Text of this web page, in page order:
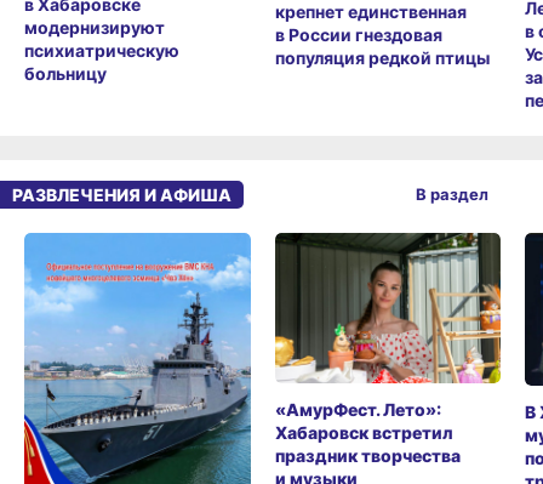
модернизируют
психиатрическую
больницу
в России гнездовая
популяция редкой птицы
в
РАЗВЛЕЧЕНИЯ И АФИША
«АмурФест. Лето»:
Хабаровск встретил
праздник творчества
и музыки
В
В раздел